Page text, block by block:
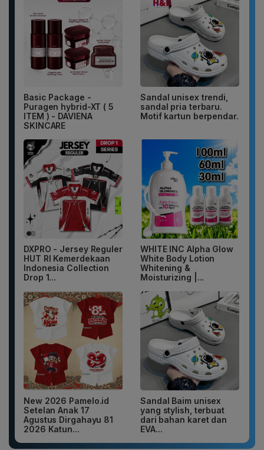
Basic Package -
Puragen hybrid-XT ( 5
ITEM ) - DAVIENA
SKINCARE
Sandal unisex trendi,
sandal pria terbaru.
Motif kartun berpendar.
DXPRO - Jersey Reguler
HUT RI Kemerdekaan
Indonesia Collection
Drop 1...
WHITE INC Alpha Glow
White Body Lotion
Whitening &
Moisturizing |...
New 2026 Pamelo.id
Setelan Anak 17
Agustus Dirgahayu 81
2026 Katun...
Sandal Baim unisex
yang stylish, terbuat
dari bahan karet dan
EVA...